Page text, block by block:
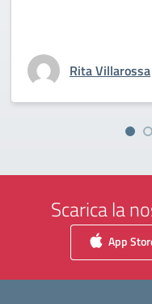
Rita Villarossa
Scarica la
App